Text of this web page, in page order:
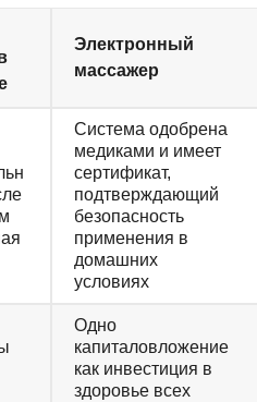
Электронный
массажер
Система одобрена
медиками и имеет
сертификат,
подтверждающий
безопасность
применения в
домашних
условиях
Одно
капиталовложение
как инвестиция в
здоровье всех